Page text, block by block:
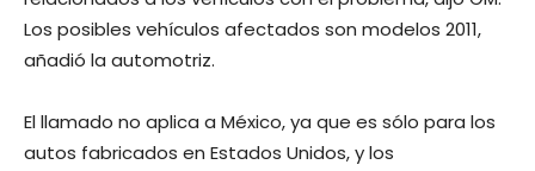
Los posibles vehículos afectados son modelos 2011,
añadió la automotriz.
El llamado no aplica a México, ya que es sólo para los
autos fabricados en Estados Unidos, y los